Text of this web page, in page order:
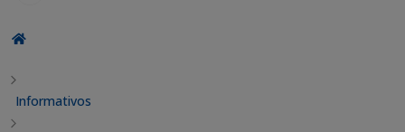
Informativos